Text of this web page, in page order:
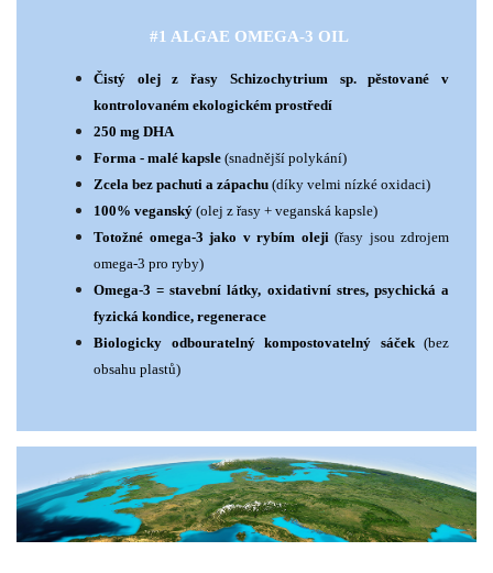
#1 ALGAE OMEGA-3 OIL
Čistý olej z řasy Schizochytrium sp. pěstované v
kontrolovaném ekologickém prostředí
250 mg DHA
Forma - malé kapsle (snadnější polykání)
Zcela bez pachuti a zápachu (díky velmi nízké oxidaci)
100% veganský (olej z řasy + veganská kapsle)
Totožné omega-3 jako v rybím oleji (řasy jsou zdrojem
omega-3 pro ryby)
Omega-3 = stavební látky, oxidativní stres, psychická a
fyzická kondice, regenerace
Biologicky odbouratelný kompostovatelný sáček (bez
obsahu plastů)